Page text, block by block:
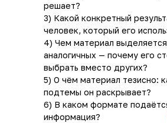
решает?
3) Какой конкретный
человек, который его
4) Чем материал
аналогичных — почему его
выбрать вместо других?
5) О чём материал тезисно:
подтемы он раскрывает?
6) В каком формате
информация?